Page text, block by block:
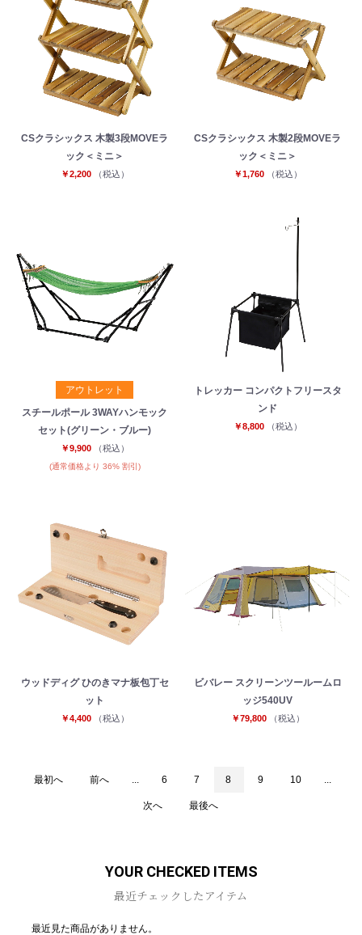
CSクラシックス 木製3段MOVEラ
ック＜ミニ＞
￥2,200 （税込）
CSクラシックス 木製2段MOVEラ
ック＜ミニ＞
￥1,760 （税込）
アウトレット
スチールポール 3WAYハンモック
セット(グリーン・ブルー)
￥9,900 （税込）
(通常価格より 36% 割引)
トレッカー コンパクトフリースタ
ンド
￥8,800 （税込）
ウッドディグ ひのきマナ板包丁セ
ット
￥4,400 （税込）
ビバレー スクリーンツールームロ
ッジ540UV
￥79,800 （税込）
最初へ 前へ 6 7 8 9 10
次へ 最後へ
YOUR CHECKED ITEMS
最近チェックしたアイテム
最近見た商品がありません。